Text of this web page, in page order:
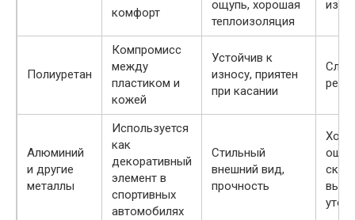
комфорт
ощупь, хорошая
теплоизоляция
Полиуретан
Компромисс
между
пластиком и
кожей
Устойчив к
износу, приятен
при касании
Алюминий
и другие
металлы
Используется
как
декоративный
элемент в
спортивных
автомобилях
Стильный
внешний вид,
прочность